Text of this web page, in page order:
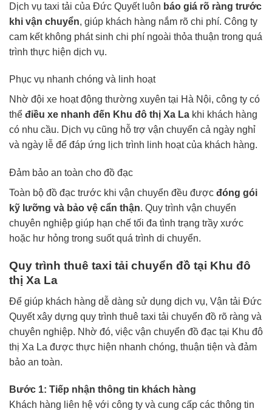
Dịch vụ taxi tải của Đức Quyết luôn báo giá rõ ràng trước
khi vận chuyển, giúp khách hàng nắm rõ chi phí. Công ty
cam kết không phát sinh chi phí ngoài thỏa thuận trong quá
trình thực hiện dịch vụ.
Phục vụ nhanh chóng và linh hoạt
Nhờ đội xe hoạt động thường xuyên tại Hà Nội, công ty có
thể điều xe nhanh đến Khu đô thị Xa La khi khách hàng
có nhu cầu. Dịch vụ cũng hỗ trợ vận chuyển cả ngày nghỉ
và ngày lễ để đáp ứng lịch trình linh hoạt của khách hàng.
Đảm bảo an toàn cho đồ đạc
Toàn bộ đồ đạc trước khi vận chuyển đều được đóng gói
kỹ lưỡng và bảo vệ cẩn thận. Quy trình vận chuyển
chuyên nghiệp giúp hạn chế tối đa tình trạng trầy xước
hoặc hư hỏng trong suốt quá trình di chuyển.
Quy trình thuê taxi tải chuyển đồ tại Khu đô
thị Xa La
Để giúp khách hàng dễ dàng sử dụng dịch vụ, Vận tải Đức
Quyết xây dựng quy trình thuê taxi tải chuyển đồ rõ ràng và
chuyên nghiệp. Nhờ đó, việc vận chuyển đồ đạc tại Khu đô
thị Xa La được thực hiện nhanh chóng, thuận tiện và đảm
bảo an toàn.
Bước 1: Tiếp nhận thông tin khách hàng
Khách hàng liên hệ với công ty và cung cấp các thông tin